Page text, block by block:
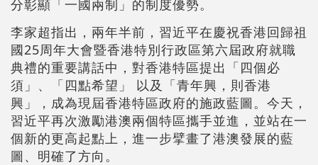
分彰顯「一國兩制」的制度優勢。
李家超指出，兩年半前，習近平在慶祝香港回歸祖
國25周年大會暨香港特別行政區第六屆政府就職
典禮的重要講話中，對香港特區提出「四個必
須」、「四點希望」 以及「青年興，則香港
興」，成為現屆香港特區政府的施政藍圖。今天，
習近平再次激勵港澳兩個特區攜手並進，並站在一
個新的更高起點上，進一步擘畫了港澳發展的藍
圖、明確了方向。